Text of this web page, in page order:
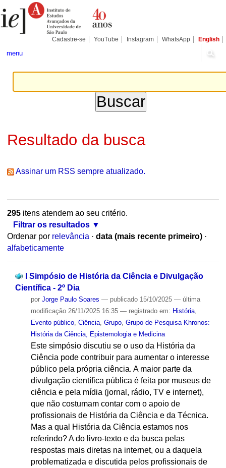
para
conteúdo.
Pessoais
Cadastre-se YouTube Instagram WhatsApp English
menu
Resultado da busca
Assinar um RSS sempre atualizado.
295itens atendem ao seu critério.
Filtrar os resultados
Ordenar por relevância · data (mais recente primeiro) ·
alfabeticamente
I Simpósio de História da Ciência e Divulgação
Científica - 2º Dia
por Jorge Paulo Soares — publicado15/10/2025 — última
modificação26/11/2025 16:35 — registrado em: História,
Evento público, Ciência, Grupo, Grupo de Pesquisa Khronos:
História da Ciência, Epistemologia e Medicina
Este simpósio discutiu se o uso da História da
Ciência pode contribuir para aumentar o interesse
público pela própria ciência. A maior parte da
divulgação científica pública é feita por museus de
ciência e pela mídia (jornal, rádio, TV e internet),
que não costumam contar com o apoio de
profissionais de História da Ciência e da Técnica.
Mas a qual História da Ciência estamos nos
referindo? A do livro-texto e da busca pelas
respostas mais diretas na internet, ou a daquela
problematizada e discutida pelos profissionais de